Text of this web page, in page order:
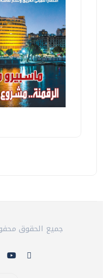
© 2026 جميع الحقوق